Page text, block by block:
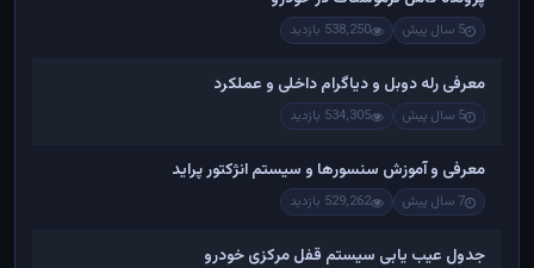
5 سال پیش 538,250 بازدید
معرفی رله دوبل و دیاگرام داخلی و عملکرد
5 سال پیش 534,305 بازدید
معرفی و آموزش سنسورها و سیستم انژکتور پراید
7 سال پیش 529,262 بازدید
جدول عیب یابی سیستم قفل مرکزی خودرو